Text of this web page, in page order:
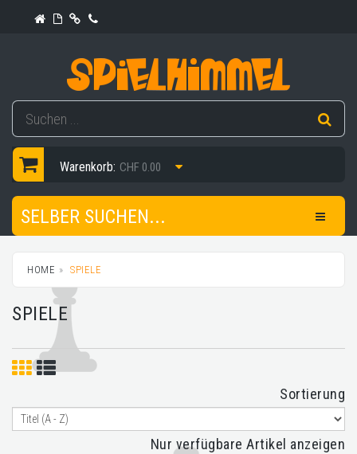
Warenkorb: CHF 0.00
SELBER SUCHEN...
HOME SPIELE
SPIELE
Sortierung
Nur verfügbare Artikel anzeigen